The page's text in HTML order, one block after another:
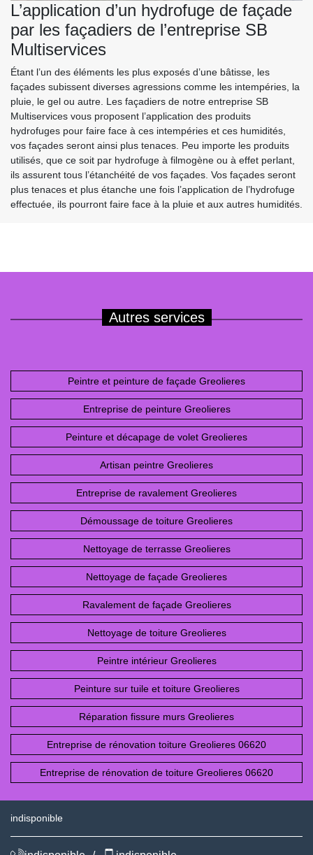
L’application d’un hydrofuge de façade
par les façadiers de l’entreprise SB
Multiservices
Étant l’un des éléments les plus exposés d’une bâtisse, les
façades subissent diverses agressions comme les intempéries, la
pluie, le gel ou autre. Les façadiers de notre entreprise SB
Multiservices vous proposent l’application des produits
hydrofuges pour faire face à ces intempéries et ces humidités,
vos façades seront ainsi plus tenaces. Peu importe les produits
utilisés, que ce soit par hydrofuge à filmogène ou à effet perlant,
ils assurent tous l’étanchéité de vos façades. Vos façades seront
plus tenaces et plus étanche une fois l’application de l’hydrofuge
effectuée, ils pourront faire face à la pluie et aux autres humidités.
Autres services
Peintre et peinture de façade Greolieres
Entreprise de peinture Greolieres
Peinture et décapage de volet Greolieres
Artisan peintre Greolieres
Entreprise de ravalement Greolieres
Démoussage de toiture Greolieres
Nettoyage de terrasse Greolieres
Nettoyage de façade Greolieres
Ravalement de façade Greolieres
Nettoyage de toiture Greolieres
Peintre intérieur Greolieres
Peinture sur tuile et toiture Greolieres
Réparation fissure murs Greolieres
Entreprise de rénovation toiture Greolieres 06620
Entreprise de rénovation de toiture Greolieres 06620
indisponible